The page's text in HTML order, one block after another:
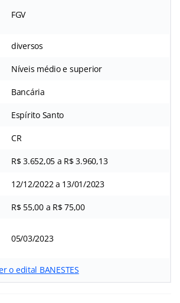
FGV
diversos
Níveis médio e superior
Bancária
Espírito Santo
CR
R$ 3.652,05 a R$ 3.960,13
12/12/2022 a 13/01/2023
R$ 55,00 a R$ 75,00
05/03/2023
o edital BANESTES